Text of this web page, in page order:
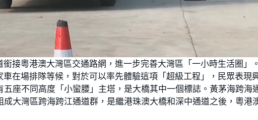
接粵港澳大灣區交通路網，進一步完善大灣區「一小時生活圈」。
在場排隊等候，對於可以率先體驗這項「超級工程」，民眾表現
座不同高度「小蠻腰」主塔，是大橋其中一個標誌。黃茅海跨海
大灣區跨海跨江通道群，是繼港珠澳大橋和深中通道之後，粵港